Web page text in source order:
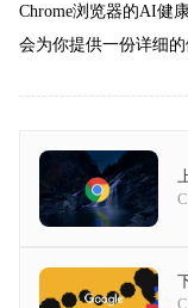
Chrome浏览器的AI健
会为你提供一份详细的